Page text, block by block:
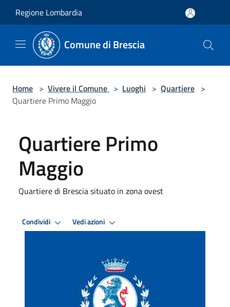
Regione Lombardia
Comune di Brescia
Home > Vivere il Comune > Luoghi > Quartiere >
Quartiere Primo Maggio
Quartiere Primo
Maggio
Quartiere di Brescia situato in zona ovest
Condividi Vedi azioni